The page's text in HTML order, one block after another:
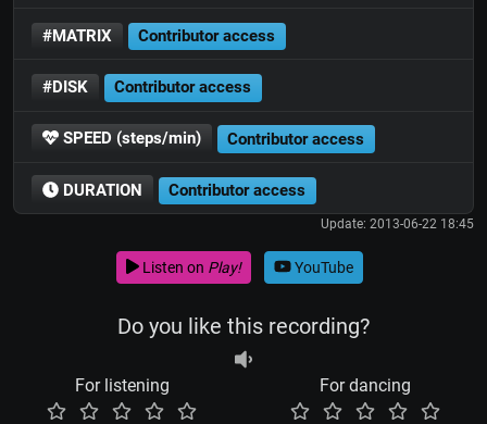
#MATRIX Contributor access
#DISK Contributor access
SPEED (steps/min) Contributor access
DURATION Contributor access
Update: 2013-06-22 18:45
Listen on Play! YouTube
Do you like this recording?
For listening For dancing